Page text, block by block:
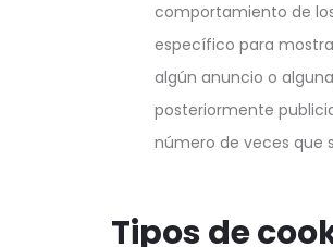
comportamiento de
específico para
algún anuncio o
posteriormente
número de veces que
Tipos de